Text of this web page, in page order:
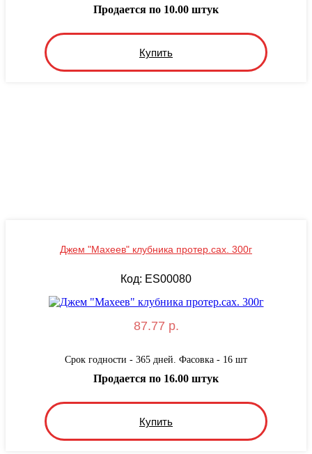
Купить
Продается по 10.00 штук
Джем "Махеев" клубника протер.сах. 300г
Код: ES00080
87.77 р.
Срок годности - 365 дней. Фасовка - 16 шт
Купить
Продается по 16.00 штук